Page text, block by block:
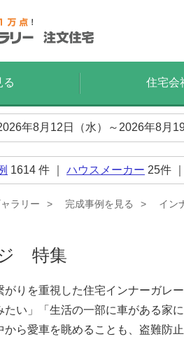
る 住宅会
年8月12日（水）～2026年8月
1614 件 ｜ ハウスメーカー 25件
ラリー 完成事例を見る イン
特集
がりを重視した住宅インナーガレ
たい」「生活の一部に車がある
から愛車を眺めることも、盗難防